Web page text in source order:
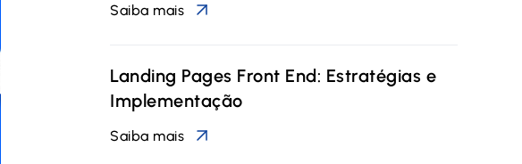
Saiba mais
Landing Pages Front End: Estratégias e
Implementação
Saiba mais